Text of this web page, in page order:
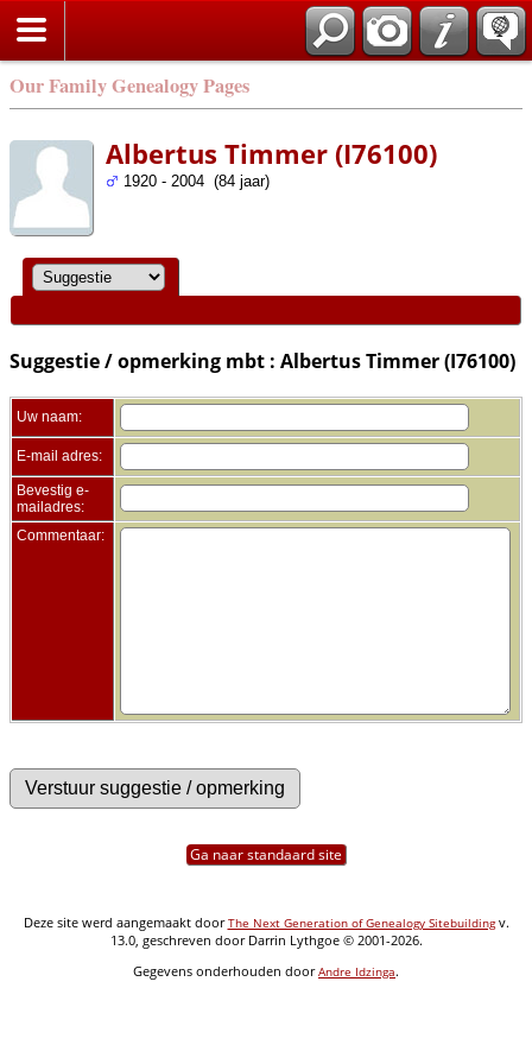
Our Family Genealogy Pages
Albertus Timmer (I76100)
1920 - 2004 (84 jaar)
Suggestie / opmerking mbt : Albertus Timmer (I76100)
Uw naam:
E-mail adres:
Bevestig e-
mailadres:
Commentaar:
Ga naar standaard site
Deze site werd aangemaakt doorThe Next Generation of Genealogy Sitebuildingv.
13.0, geschreven door Darrin Lythgoe © 2001-2026.
Gegevens onderhouden doorAndre Idzinga.